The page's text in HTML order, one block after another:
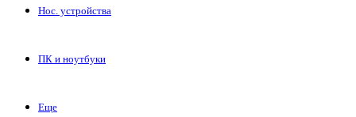
Нос. устройства
ПК и ноутбуки
Еще